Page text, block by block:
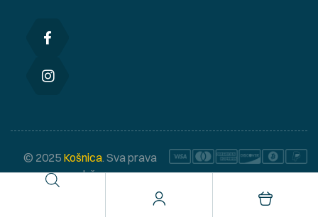
© 2025Košnica. Sva prava
zadržana